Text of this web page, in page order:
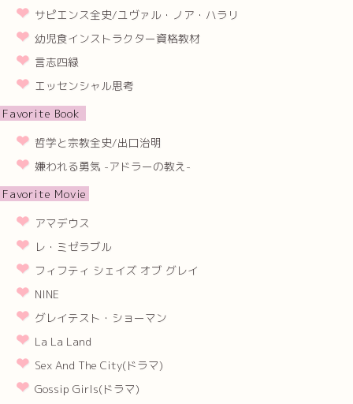
サピエンス全史/ユヴァル・ノア・ハラリ
幼児食インストラクター資格教材
言志四緑
エッセンシャル思考
Favorite Book
哲学と宗教全史/出口治明
嫌われる勇気 -アドラーの教え-
Favorite Movie
アマデウス
レ・ミゼラブル
フィフティ シェイズ オブ グレイ
NINE
グレイテスト・ショーマン
La La Land
Sex And The City(ドラマ)
Gossip Girls(ドラマ)